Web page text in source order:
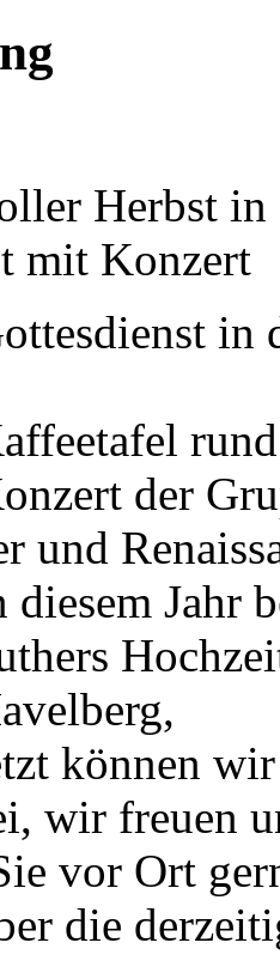
Herbst
mit Konzert
in
der
und
Jahr
wir sie
wir freuen
vor Ort